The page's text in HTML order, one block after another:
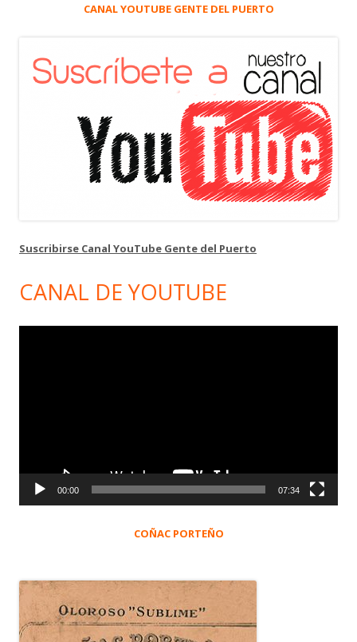
CANAL YOUTUBE GENTE DEL PUERTO
Suscribirse Canal YouTube Gente del Puerto
CANAL DE YOUTUBE
00:00 07:34
COÑAC PORTEÑO